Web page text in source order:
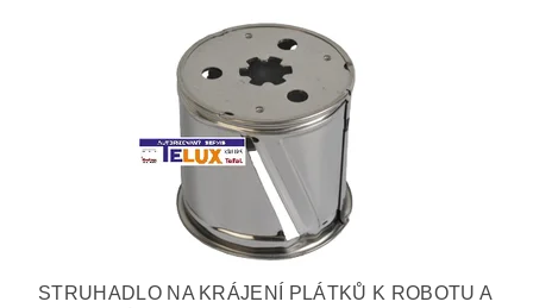
STRUHADLO NA KRÁJENÍ PLÁTKŮ K ROBOTU A